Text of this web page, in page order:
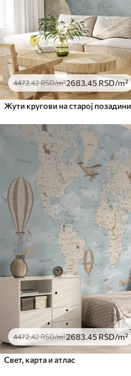
4472.42RSD/m²2683 .45 RSD/m²
Жути кругови на старој позадини
4472.42RSD/m²2683 .45 RSD/m²
Свет, карта и атлас